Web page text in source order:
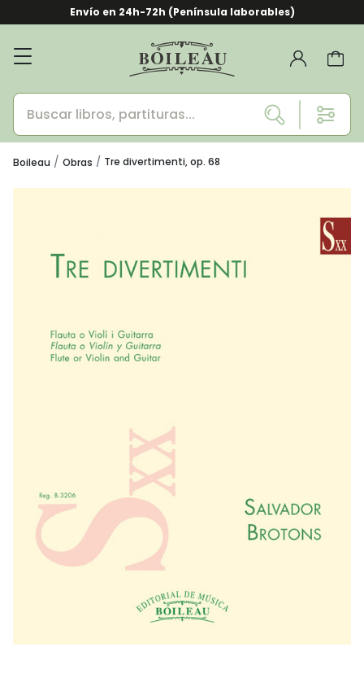
Envío en 24h-72h (Península laborables)
Boileau Obras Tre divertimenti, op. 68